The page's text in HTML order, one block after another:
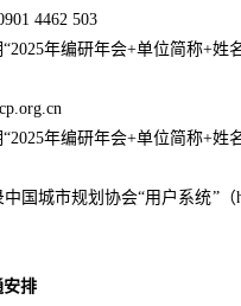
4462 503
年编研年会+单位简称+姓
年编研年会+单位简称+姓
国城市规划协会“用户系统”
安排